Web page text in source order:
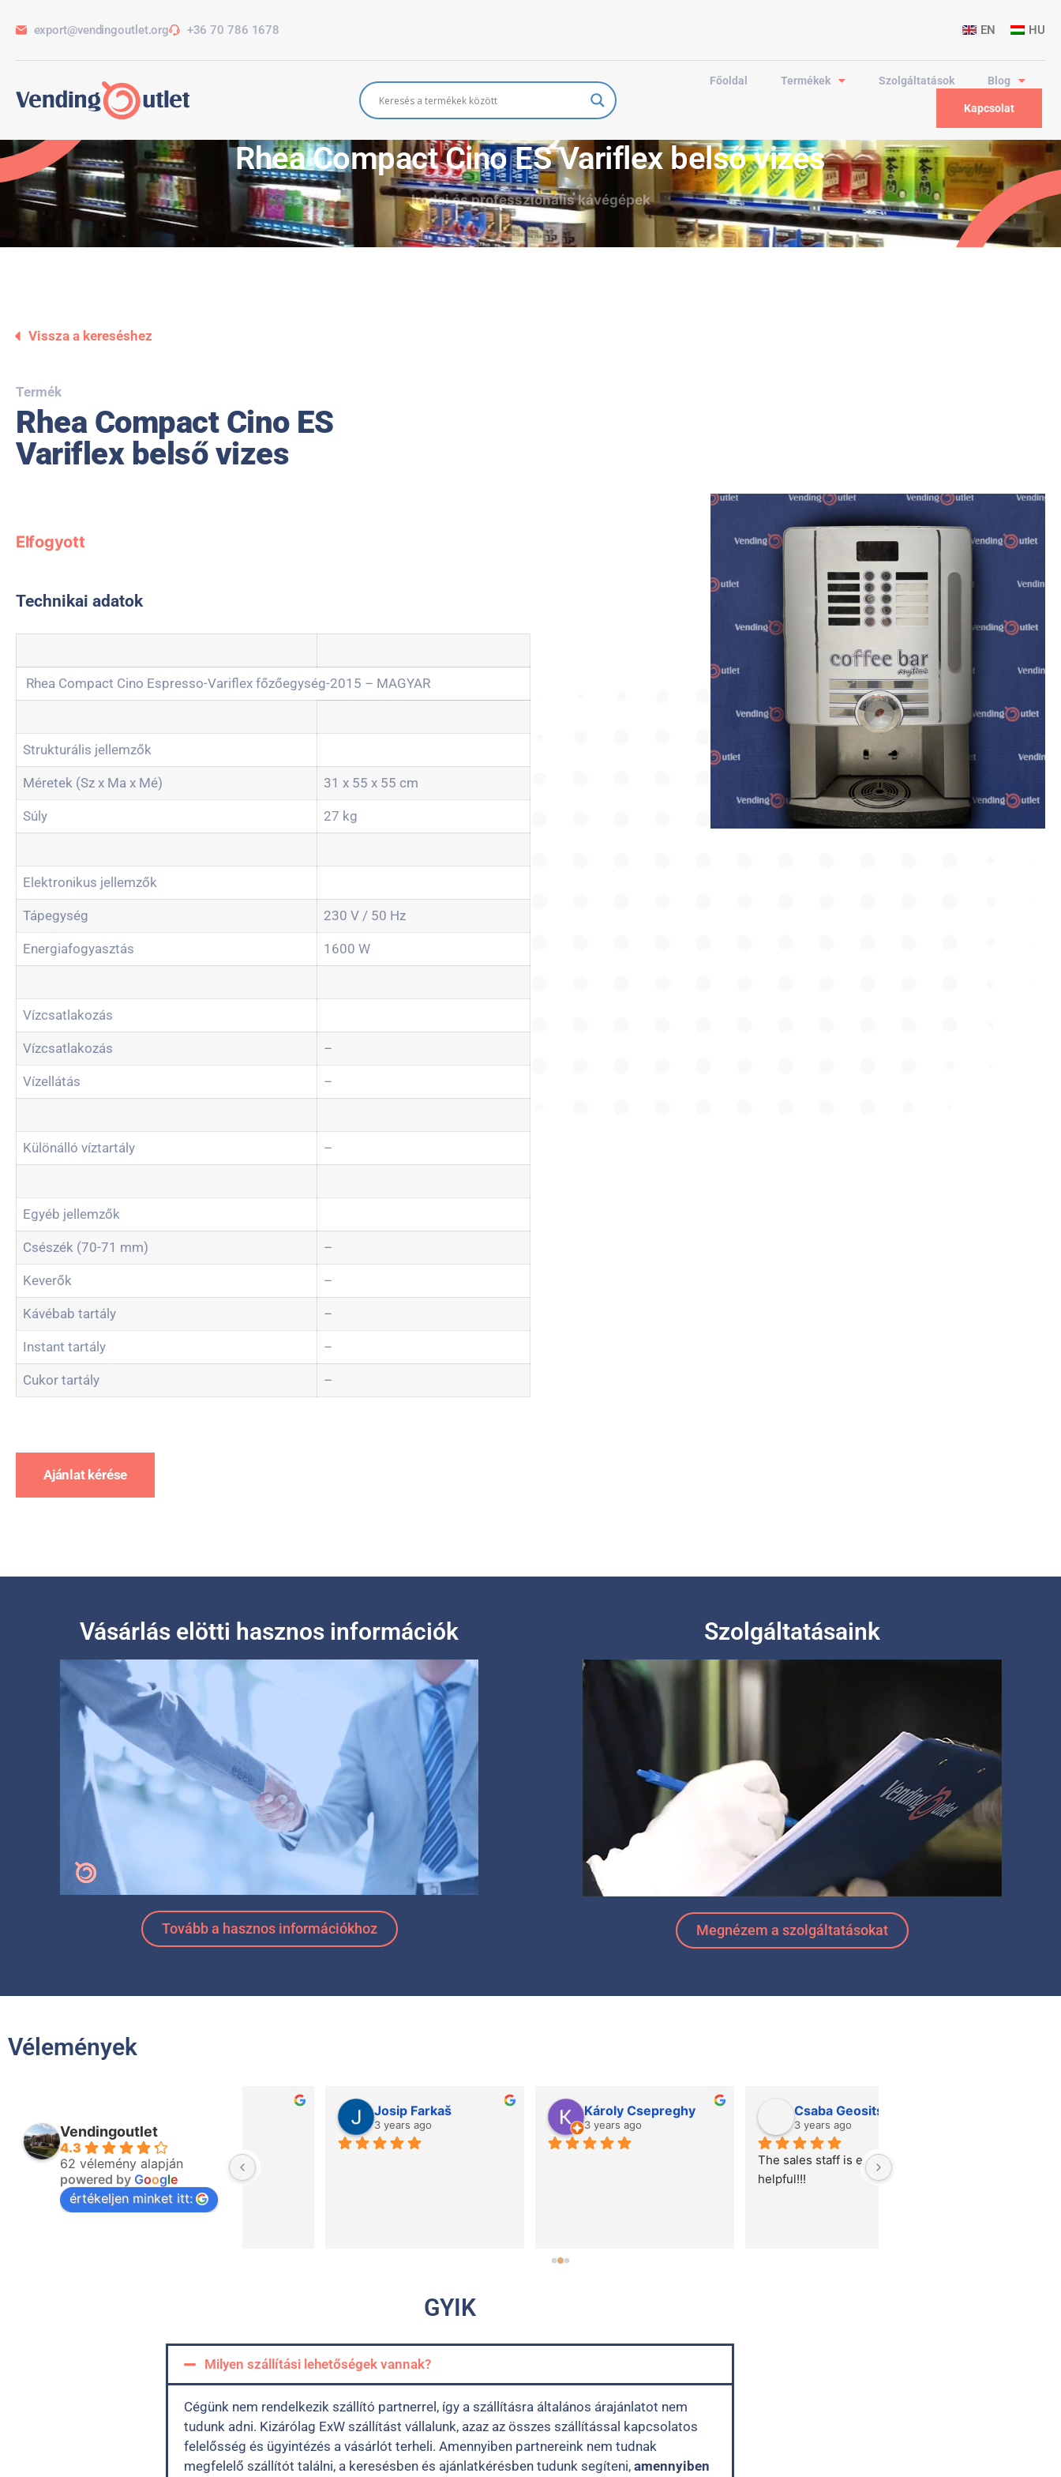
export@vendingoutlet.org +36 70 786 1678 EN HU
Főoldal Termékek Szolgáltatások Blog
Kapcsolat
Rhea Compact Cino ES Variflex belső vizes
Irodai és professzionális kávégépek
Vissza a kereséshez
Termék
Rhea Compact Cino ES
Variflex belső vizes
Elfogyott
Technikai adatok
Rhea Compact Cino Espresso-Variflex főzőegység-2015 – MAGYAR
Strukturális jellemzők
Méretek (Sz x Ma x Mé) 31 x 55 x 55 cm
Súly 27 kg
Elektronikus jellemzők
Tápegység 230 V / 50 Hz
Energiafogyasztás 1600 W
Vízcsatlakozás
Vízcsatlakozás –
Vízellátás –
Különálló víztartály –
Egyéb jellemzők
Csészék (70-71 mm) –
Keverők –
Kávébab tartály –
Instant tartály –
Cukor tartály –
Ajánlat kérése
Vásárlás elötti hasznos információk
Tovább a hasznos információkhoz
Szolgáltatásaink
Megnézem a szolgáltatásokat
Vélemények
Vendingoutlet
4.3
62 vélemény alapján
powered by Google
értékeljen minket itt:
3 years ago
Csaba Geosits
3 years ago
Bendegúz
4 years ago
László Hadászi
5 years ago
Nice costumer service, huge
Good company to buy a used
GYIK
Milyen szállítási lehetőségek vannak?
Cégünk nem rendelkezik szállító partnerrel, így a szállításra általános árajánlatot nem
tudunk adni. Kizárólag ExW szállítást vállalunk, azaz az összes szállítással kapcsolatos
felelősség és ügyintézés a vásárlót terheli. Amennyiben partnereink nem tudnak
megfelelő szállítót találni, a keresésben és ajánlatkérésben tudunk segíteni, amennyiben